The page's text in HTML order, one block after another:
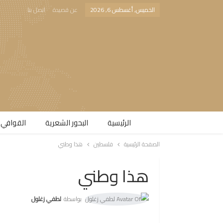
الخميس, أغسطس 6, 2026 عن قصيدة اتصل بنا
الرئيسية البحور الشعرية​
الصفحة الرئيسية فلسطين هذا وطني
هذا وطني
بواسطة لطفي زغلول